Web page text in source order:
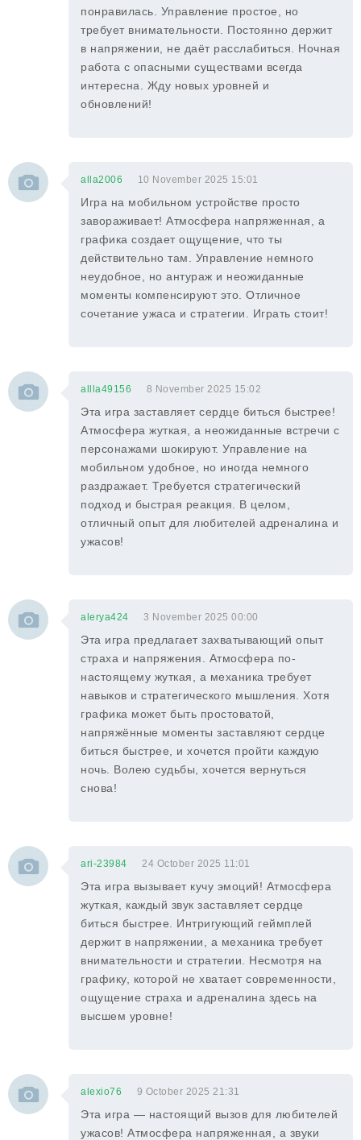
понравилась. Управление простое, но
требует внимательности. Постоянно держит
в напряжении, не даёт расслабиться. Ночная
работа с опасными существами всегда
интересна. Жду новых уровней и
обновлений!
alla2006 10 November 2025 15:01
Игра на мобильном устройстве просто
завораживает! Атмосфера напряженная, а
графика создает ощущение, что ты
действительно там. Управление немного
неудобное, но антураж и неожиданные
моменты компенсируют это. Отличное
сочетание ужаса и стратегии. Играть стоит!
allla49156 8 November 2025 15:02
Эта игра заставляет сердце биться быстрее!
Атмосфера жуткая, а неожиданные встречи с
персонажами шокируют. Управление на
мобильном удобное, но иногда немного
раздражает. Требуется стратегический
подход и быстрая реакция. В целом,
отличный опыт для любителей адреналина и
ужасов!
alerya424 3 November 2025 00:00
Эта игра предлагает захватывающий опыт
страха и напряжения. Атмосфера по-
настоящему жуткая, а механика требует
навыков и стратегического мышления. Хотя
графика может быть простоватой,
напряжённые моменты заставляют сердце
биться быстрее, и хочется пройти каждую
ночь. Волею судьбы, хочется вернуться
снова!
ari-23984 24 October 2025 11:01
Эта игра вызывает кучу эмоций! Атмосфера
жуткая, каждый звук заставляет сердце
биться быстрее. Интригующий геймплей
держит в напряжении, а механика требует
внимательности и стратегии. Несмотря на
графику, которой не хватает современности,
ощущение страха и адреналина здесь на
высшем уровне!
alexio76 9 October 2025 21:31
Эта игра — настоящий вызов для любителей
ужасов! Атмосфера напряженная, а звуки